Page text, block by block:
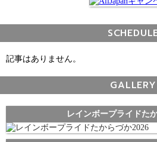
記事はありません。
GALLERY
レインボープライドた